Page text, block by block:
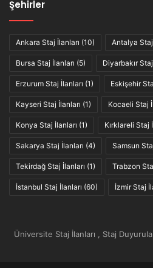
Şehirler
Ankara Staj İlanları (10) Antalya Staj
Bursa Staj İlanları (5) Diyarbakır
Erzurum Staj İlanları (1) Eskişehir
Kayseri Staj İlanları (1) Kocaeli Staj
Konya Staj İlanları (1) Kırklareli Staj
Sakarya Staj İlanları (4) Samsun
Tekirdağ Staj İlanları (1) Trabzon
İstanbul Staj İlanları (60) İzmir Staj
Üniversite Staj İlanları , Staj